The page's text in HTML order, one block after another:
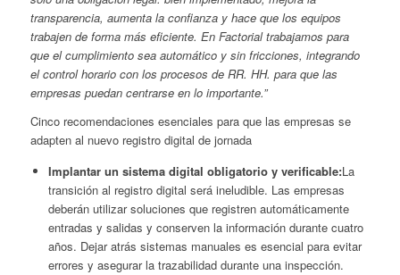
transparencia, aumenta la confianza y hace que los equipos
trabajen de forma más eficiente. En Factorial trabajamos para
que el cumplimiento sea automático y sin fricciones, integrando
el control horario con los procesos de RR. HH. para que las
empresas puedan centrarse en lo importante.”
Cinco recomendaciones esenciales para que las empresas se
adapten al nuevo registro digital de jornada
Implantar un sistema digital obligatorio y verificable:La
transición al registro digital será ineludible. Las empresas
deberán utilizar soluciones que registren automáticamente
entradas y salidas y conserven la información durante cuatro
años. Dejar atrás sistemas manuales es esencial para evitar
errores y asegurar la trazabilidad durante una inspección.